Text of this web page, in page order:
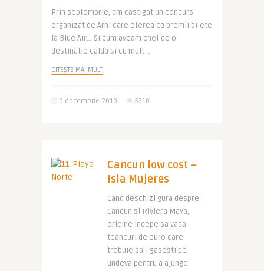
Prin septembrie, am castigat un concurs
organizat de Arhi care oferea ca premii bilete
la Blue Air… Si cum aveam chef de o
destinatie calda si cu mult ..
CITEȘTE MAI MULT
9 decembrie 2010 5310
Cancun low cost –
Isla Mujeres
Cand deschizi gura despre
Cancun si Riviera Maya,
oricine incepe sa vada
teancuri de euro care
trebuie sa-i gasesti pe
undeva pentru a ajunge